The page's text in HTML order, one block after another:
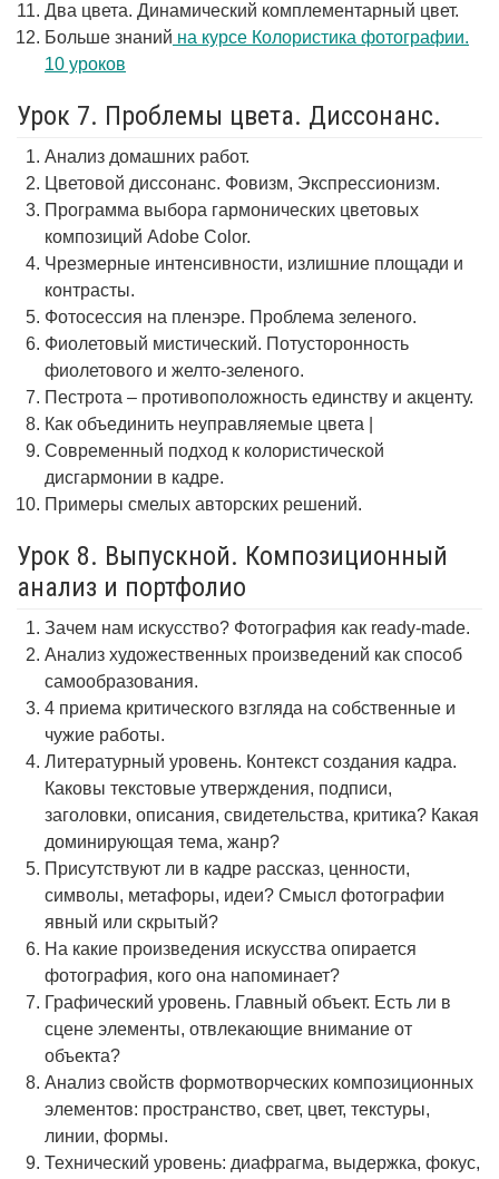
Два цвета. Динамический комплементарный цвет.
Больше знаний на курсе Колористика фотографии.
10 уроков
Урок 7. Проблемы цвета. Диссонанс.
Анализ домашних работ.
Цветовой диссонанс. Фовизм, Экспрессионизм.
Программа выбора гармонических цветовых
композиций Adobe Color.
Чрезмерные интенсивности, излишние площади и
контрасты.
Фотосессия на пленэре. Проблема зеленого.
Фиолетовый мистический. Потусторонность
фиолетового и желто-зеленого.
Пестрота – противоположность единству и акценту.
Как объединить неуправляемые цвета |
Современный подход к колористической
дисгармонии в кадре.
Примеры смелых авторских решений.
Урок 8. Выпускной. Композиционный
анализ и портфолио
Зачем нам искусство? Фотография как ready-made.
Анализ художественных произведений как способ
самообразования.
4 приема критического взгляда на собственные и
чужие работы.
Литературный уровень. Контекст создания кадра.
Каковы текстовые утверждения, подписи,
заголовки, описания, свидетельства, критика? Какая
доминирующая тема, жанр?
Присутствуют ли в кадре рассказ, ценности,
символы, метафоры, идеи? Смысл фотографии
явный или скрытый?
На какие произведения искусства опирается
фотография, кого она напоминает?
Графический уровень. Главный объект. Есть ли в
сцене элементы, отвлекающие внимание от
объекта?
Анализ свойств формотворческих композиционных
элементов: пространство, свет, цвет, текстуры,
линии, формы.
Технический уровень: диафрагма, выдержка, фокус,